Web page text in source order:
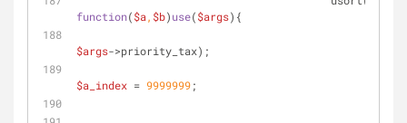
function($a, $b)use($args) {
$args->priority_tax);
$a_index = 9999999;